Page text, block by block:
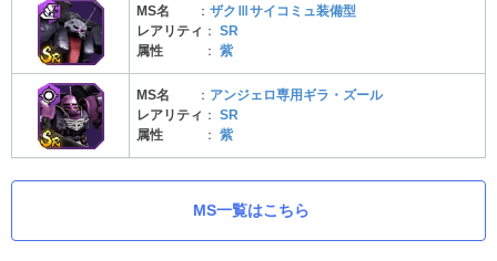
MS名 ： ザクⅢサイコミュ装備型
レアリティ ： SR
属性
： 紫
MS名 ： アンジェロ専用ギラ・ズール
レアリティ ： SR
属性
： 紫
MS一覧はこちら